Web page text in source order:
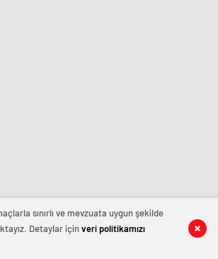
sınırlı ve mevzuata uygun şekilde
Detaylar içinveri politikamızı